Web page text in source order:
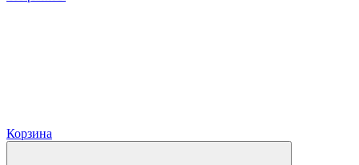
Корзина